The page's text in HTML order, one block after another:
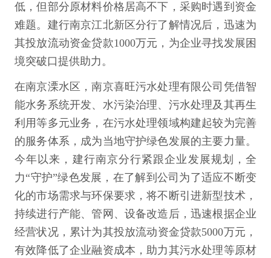
低，但部分原材料价格居高不下，采购时遇到资金
难题。建行南京江北新区分行了解情况后，迅速为
其投放流动资金贷款1000万元，为企业寻找发展困
境突破口提供助力。
在南京溧水区，南京喜旺污水处理有限公司凭借智
能水务系统开发、水污染治理、污水处理及其再生
利用等多元业务，在污水处理领域构建起较为完善
的服务体系，成为当地守护绿色发展的主要力量。
今年以来，建行南京分行紧跟企业发展规划，全
力“守护”绿色发展，在了解到公司为了适应不断变
化的市场需求与环保要求，将不断引进新型技术，
持续进行产能、管网、设备改造后，迅速根据企业
经营状况，累计为其投放流动资金贷款5000万元，
有效降低了企业融资成本，助力其污水处理等原材